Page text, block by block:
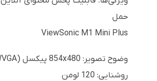
حمل
ViewSonic M1 Mini Plus
وضوح تصویر: 854x480 پیکسل (WVGA)
روشنایی: 120 لومن